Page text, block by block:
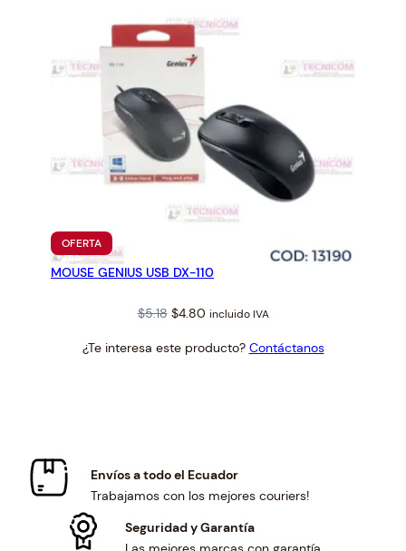
OFERTAPRODUCTO
EN
OFERTA
MOUSE GENIUS USB DX-110
$5.18 Original
was:
$4.80Current
is:
incluido IVA
¿Te interesa este producto? Contáctanos
Envíos a todo el Ecuador
Trabajamos con los mejores couriers!
Seguridad y Garantía